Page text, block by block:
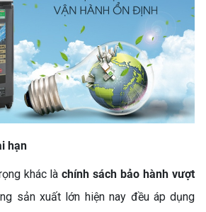
hạn
khác làchính sách bảo hành vượt
sản xuất lớn hiện nay đều áp dụng